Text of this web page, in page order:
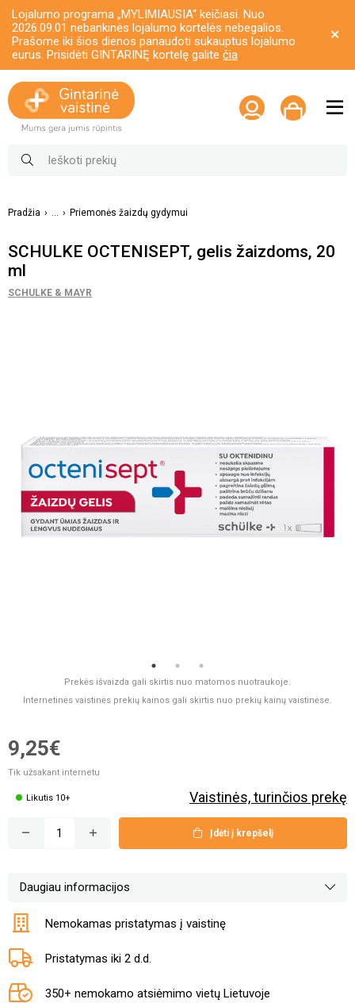
Lojalumo programa „MYLIMIAUSIA“ keičiasi. Nuo
2026.09.01 nebankinės lojalumo kortelės nebegalios.
Prašome iki šios dienos panaudoti sukauptus lojalumo
eurus. Prisidėti GINTARINĘ kortelę galite čia
Pradžia ... Priemonės žaizdų gydymui
SCHULKE OCTENISEPT, gelis žaizdoms, 20
ml
SCHULKE & MAYR
Prekės išvaizda gali skirtis nuo matomos nuotraukoje.
Internetinės vaistinės prekių kainos gali skirtis nuo prekių kainų vaistinėse.
9,25€
Tik užsakant internetu
Likutis 10+ Vaistinės, turinčios prekę
Įdėti į krepšelį
Daugiau informacijos
Nemokamas pristatymas į vaistinę
Pristatymas iki 2 d.d.
350+ nemokamo atsiėmimo vietų Lietuvoje